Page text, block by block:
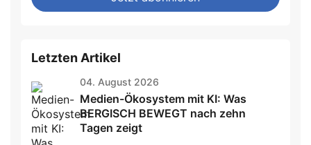
this
Letzten Artikel
04. August 2026
Medien-Ökosystem mit KI: Was
BERGISCH BEWEGT nach zehn
Tagen zeigt